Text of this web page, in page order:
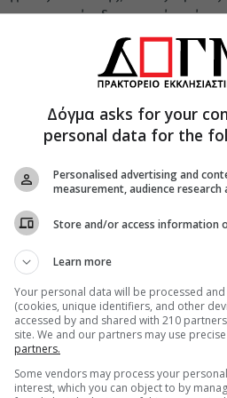
οδοιπορικό από
– Μικρά Ασία».
ευχαριστώντας από
κα Συμέλα Τουμανίδου –
στην συνέχεια στα οφέλη
και γενικότερα των έργων
συνείδησης ενός λαού.
αυτός που χαρακτηρίζει την
Απόστολο των Εθνών Μέγα
Κορ. 12,9).
ετόνισε ότι:
σε όλο τον κόσμο.
αυτή την Πολιτισμική και
Φθιώτιδος στον κ.
Δόγμα asks for your
personal data for the
Personalised advertising and
measurement, audience research
Store and/or access information
Learn more
Your personal data will be processed
(cookies, unique identifiers, and other
accessed by and shared with 210
site. We and our partners may use
partners.
Some vendors may process your
interest, which you can object to by